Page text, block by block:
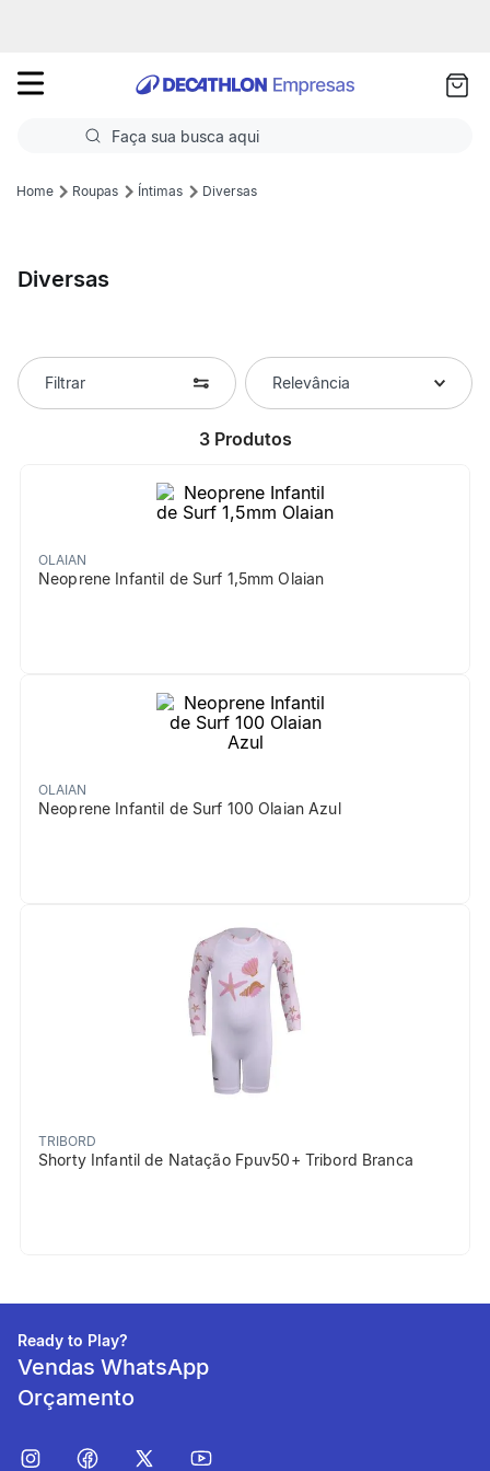
Faça sua busca aqui
Termos mais buscados
2º Corrida
5ºFutebol Campo
Roupas Íntimas Diversas
Diversas
Filtrar Relevância
3 Produtos
OLAIAN
Neoprene Infantil de Surf 1,5mm Olaian
OLAIAN
Neoprene Infantil de Surf 100 Olaian Azul
TRIBORD
Shorty Infantil de Natação Fpuv50+ Tribord Branca
Ready to Play?
Vendas WhatsApp
Orçamento